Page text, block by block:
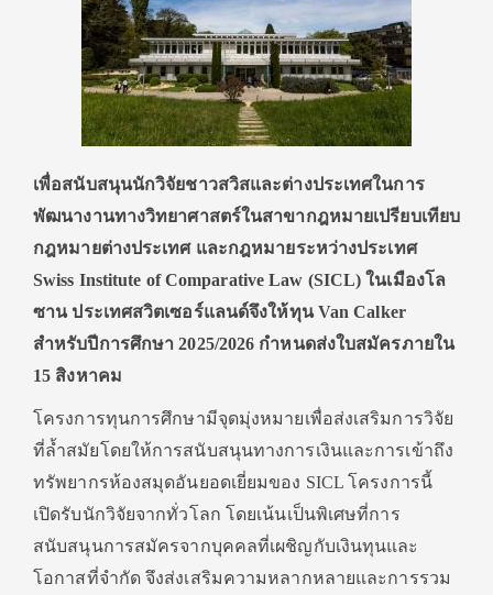
เพื่อสนับสนุนนักวิจัยชาวสวิสและต่างประเทศในการ
พัฒนางานทางวิทยาศาสตร์ในสาขากฎหมายเปรียบเทียบ
กฎหมายต่างประเทศ และกฎหมายระหว่างประเทศ
Swiss Institute of Comparative Law (SICL)ในเมืองโล
ซาน ประเทศสวิตเซอร์แลนด์จึงให้ทุนVan Calker
สำหรับปีการศึกษา2025/2026 กำหนดส่งใบสมัครภายใน
15 สิงหาคม
โครงการทุนการศึกษามีจุดมุ่งหมายเพื่อส่งเสริมการวิจัย
ที่ล้ำสมัยโดยให้การสนับสนุนทางการเงินและการเข้าถึง
ทรัพยากรห้องสมุดอันยอดเยี่ยมของ SICL โครงการนี้
เปิดรับนักวิจัยจากทั่วโลก โดยเน้นเป็นพิเศษที่การ
สนับสนุนการสมัครจากบุคคลที่เผชิญกับเงินทุนและ
โอกาสที่จำกัด จึงส่งเสริมความหลากหลายและการรวม